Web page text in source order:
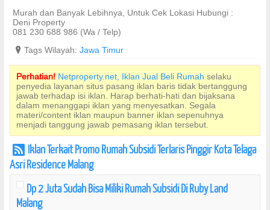
Murah dan Banyak Lebihnya, Untuk Cek Lokasi Hubungi :
Deni Property
081 230 688 986 (Wa / Telp)
? Tags Wilayah: Jawa Timur
Perhatian! Netproperty.net, Iklan Jual Beli Rumah selaku
penyedia layanan situs pasang iklan baris tidak bertanggung
jawab terhadap isi iklan. Harap berhati-hati dan bijaksana
dalam menanggapi iklan yang menyesatkan. Segala
materi/content iklan maupun banner iklan sepenuhnya
menjadi tanggung jawab pemasang iklan tersebut.
r Iklan Terkait Promo Rumah Subsidi Terlaris Pinggir Kota Telaga
Asri Residence Malang
Dp 2 Juta Sudah Bisa Miliki Rumah Subsidi Di Ruby Land
Malang